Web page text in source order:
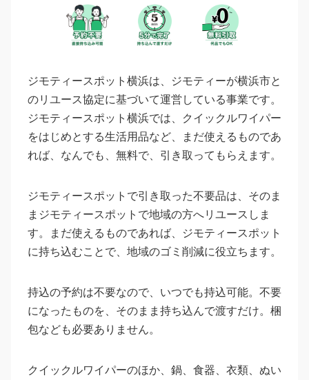
ジモティースポット横浜は、ジモティーが横浜市と
のリユース協定に基づいて運営している事業です。
ジモティースポット横浜では、クイックルワイパー
をはじめとする生活用品など、まだ使えるものであ
れば、なんでも、無料で、引き取ってもらえます。
ジモティースポットで引き取った不要品は、そのま
まジモティースポットで地域の方へリユースしま
す。まだ使えるものであれば、ジモティースポット
に持ち込むことで、地域のゴミ削減に役立ちます。
持込の予約は不要なので、いつでも持込可能。不要
になったものを、そのまま持ち込んで渡すだけ。梱
包なども必要ありません。
クイックルワイパーのほか、鍋、食器、衣類、ぬい